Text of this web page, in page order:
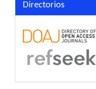
Directorios